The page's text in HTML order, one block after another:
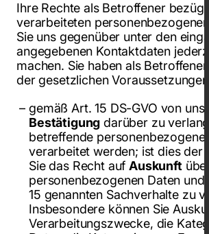
Ihre Rechte als Betroffener
verarbeiteten personenbezogenen
Sie uns gegenüber unter den
angegebenen Kontaktdaten
machen. Sie haben als Betroffener
der gesetzlichen Voraussetzungen
gemäß Art. 15 DS-GVO von uns
Bestätigung darüber zu
betreffende personenbezogene
verarbeitet werden; ist dies der
Sie das Recht aufAuskunft
personenbezogenen Daten und
15 genannten Sachverhalte zu
Insbesondere können Sie
Verarbeitungszwecke, die